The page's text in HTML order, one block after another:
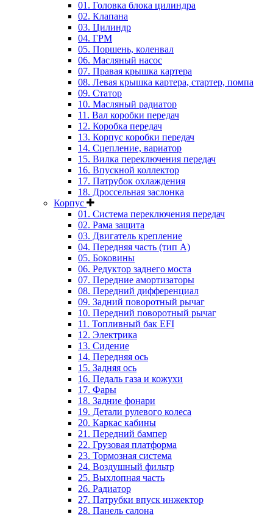
01. Головка блока цилиндра
02. Клапана
03. Цилиндр
04. ГРМ
05. Поршень, коленвал
06. Масляный насос
07. Правая крышка картера
08. Левая крышка картера, стартер, помпа
09. Статор
10. Масляный радиатор
11. Вал коробки передач
12. Коробка передач
13. Корпус коробки передач
14. Сцепление, вариатор
15. Вилка переключения передач
16. Впускной коллектор
17. Патрубок охлаждения
18. Дроссельная заслонка
Корпус
01. Система переключения передач
02. Рама защита
03. Двигатель крепление
04. Передняя часть (тип А)
05. Боковины
06. Редуктор заднего моста
07. Передние амортизаторы
08. Передний дифференциал
09. Задний поворотный рычаг
10. Передний поворотный рычаг
11. Топливный бак EFI
12. Электрика
13. Сидение
14. Передняя ось
15. Задняя ось
16. Педаль газа и кожухи
17. Фары
18. Задние фонари
19. Детали рулевого колеса
20. Каркас кабины
21. Передний бампер
22. Грузовая платформа
23. Тормозная система
24. Воздушный фильтр
25. Выхлопная часть
26. Радиатор
27. Патрубки впуск инжектор
28. Панель салона